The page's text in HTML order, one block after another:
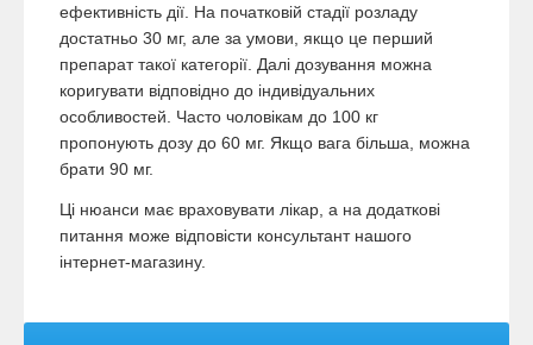
ефективність дії. На початковій стадії розладу
достатньо 30 мг, але за умови, якщо це перший
препарат такої категорії. Далі дозування можна
коригувати відповідно до індивідуальних
особливостей. Часто чоловікам до 100 кг
пропонують дозу до 60 мг. Якщо вага більша, можна
брати 90 мг.
Ці нюанси має враховувати лікар, а на додаткові
питання може відповісти консультант нашого
інтернет-магазину.